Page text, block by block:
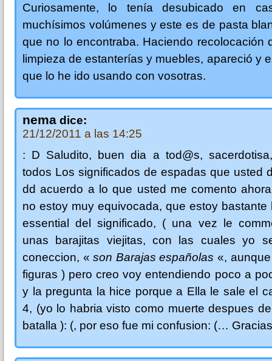
Curiosamente, lo tenía desubicado en
muchísimos volúmenes y este es de pasta
que no lo encontraba. Haciendo recolocación
limpieza de estanterías y muebles, apareció y
que lo he ido usando con vosotras.
nema dice:
21/12/2011 a las 14:25
: D Saludito, buen dia a tod@s,
todos Los significados de espadas que usted
dd acuerdo a lo que usted me comento
no estoy muy equivocada, que estoy bastante
essential del significado, ( una vez le
unas barajitas viejitas, con las cuales yo
coneccion, « son Barajas españolas«,
figuras ) pero creo voy entendiendo poco a
y la pregunta la hice porque a Ella le sale el
4, (yo lo habria visto como muerte despues
batalla ): (, por eso fue mi confusion: (…